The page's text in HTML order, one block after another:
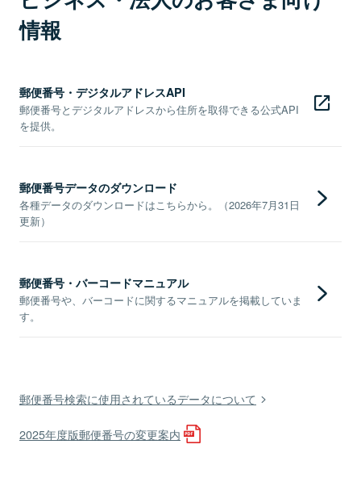
情報
郵便番号・デジタルアドレスAPI
郵便番号とデジタルアドレスから住所を取得できる公式API
を提供。
郵便番号データのダウンロード
各種データのダウンロードはこちらから。（2026年7月31日
更新）
郵便番号・バーコードマニュアル
郵便番号や、バーコードに関するマニュアルを掲載していま
す。
郵便番号検索に使用されているデータについて
2025年度版郵便番号の変更案内